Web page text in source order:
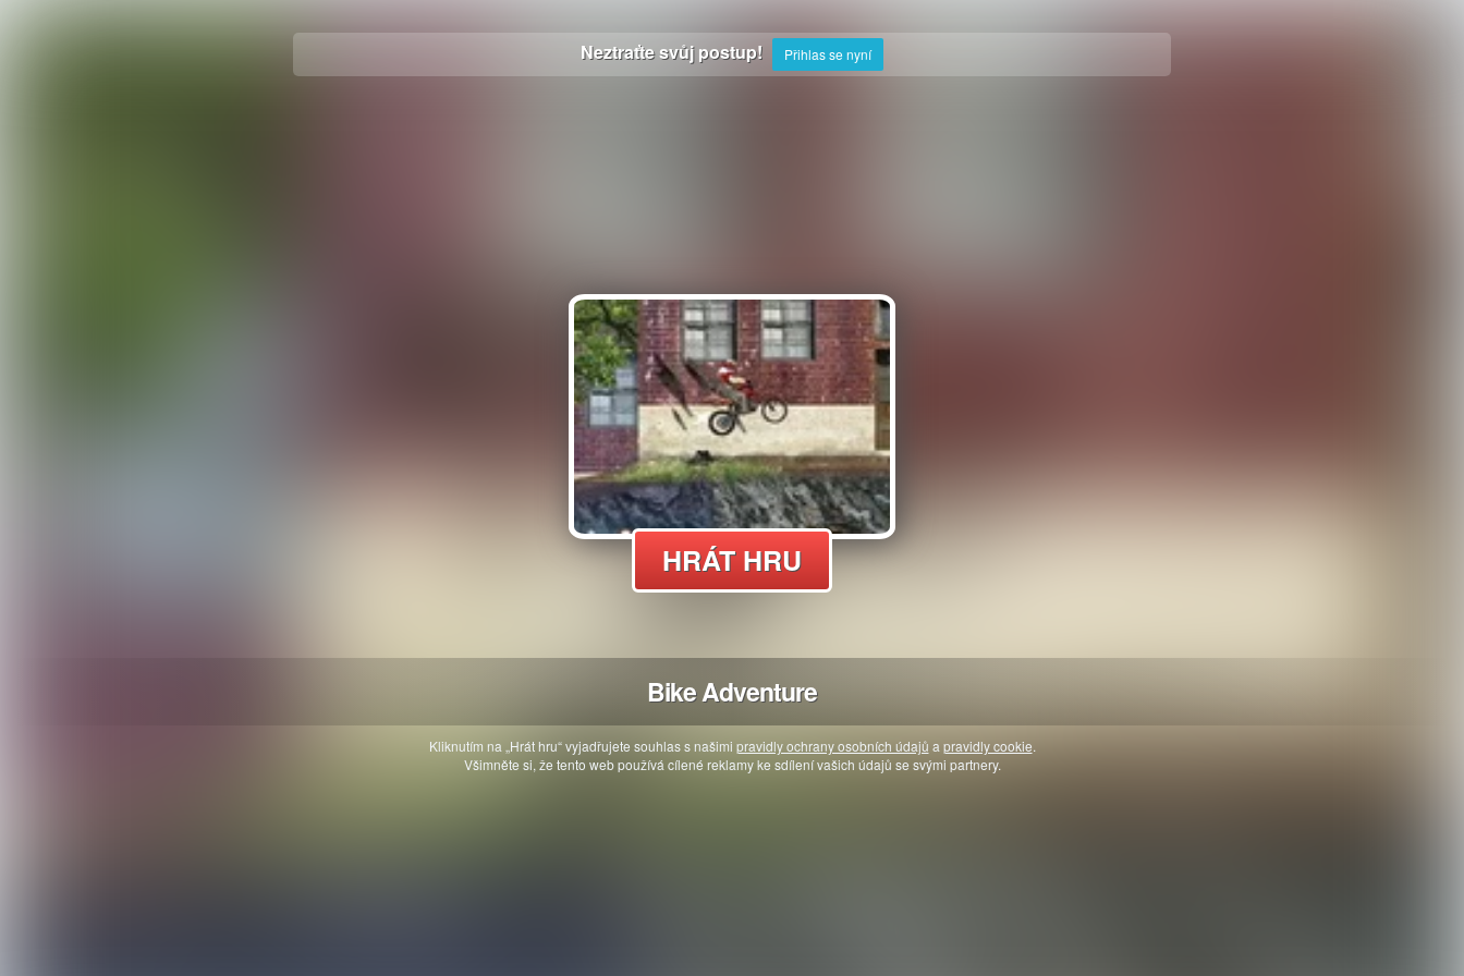
HRÁT HRU
Bike Adventure
Kliknutím na „Hrát hru“ vyjadřujete souhlas s našimi pravidly ochrany osobních údajů a pravidly cookie.
Všimněte si, že tento web používá cílené reklamy ke sdílení vašich údajů se svými partnery.
Neztraťte svůj postup! Přihlas se nyní